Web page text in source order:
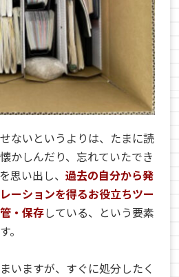
ないというよりは、たまに読
かしんだり、忘れていたでき
思い出し、過去の自分から発
ーションを得るお役立ちツー
・保存している、という要素
。
いますが、すぐに処分したく